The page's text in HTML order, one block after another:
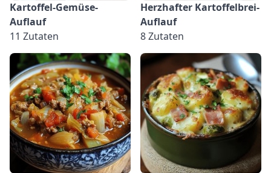
Kartoffel-Gemüse-
Auflauf
11 Zutaten
Herzhafter Kartoffelbrei-
Auflauf
8 Zutaten